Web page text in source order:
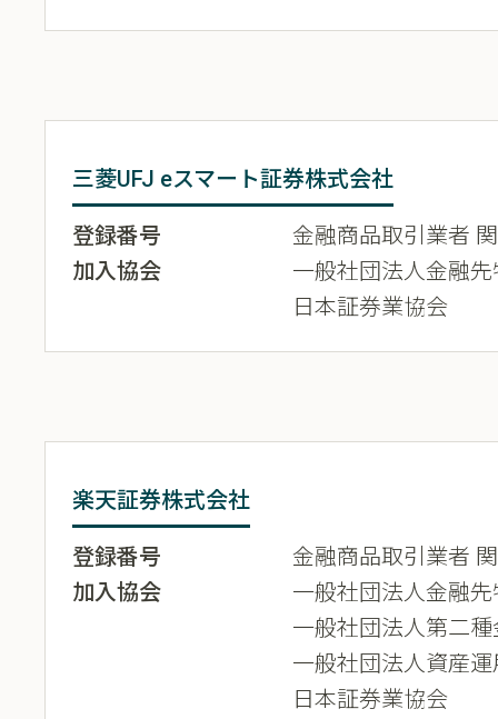
三菱UFJ eスマート証券株式会社
登録番号
金融商品取引業者
加入協会
一般社団法人金融
日本証券業協会
楽天証券株式会社
登録番号
金融商品取引業者
加入協会
一般社団法人金融
一般社団法人第二
一般社団法人資産
日本証券業協会